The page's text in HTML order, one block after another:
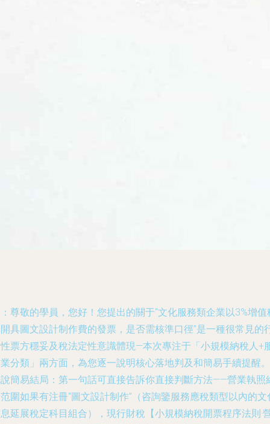
尊敬的學員，您好！ 您提出的關于“文化服務類企業以3%增值
具圖文設計制作費的發票，是否需核準口徑”是一種很常見的
票方穩妥及稅法定性意識體現—本次專注于「小規模納稅人+
分類」兩方面，為您逐一說明核心落地判及和簡易手續提醒。
簡易結局：第一句話可直接告訴你直接判斷方法——營業執照
圍如果有注冊“圖文設計制作”（咨詢鑒服務應稅類型以內的文
延展稅定科目組合），現行財稅【小規模納稅開票程序法則·